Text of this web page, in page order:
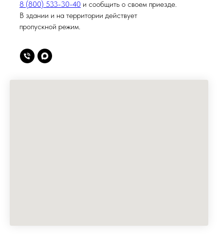
8 (800) 533-30-40 и сообщить о своем приезде.
В здании и на территории действует
пропускной режим.